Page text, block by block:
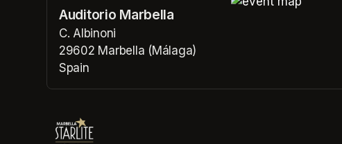
Auditorio Marbella
C. Albinoni
29602 Marbella (Málaga)
Spain
(opens in a new tab)